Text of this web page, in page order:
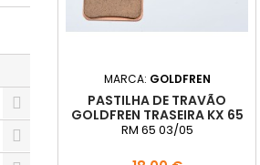
MARCA: GOLDFREN
PASTILHA DE TRAVÃO
GOLDFREN TRASEIRA KX 65
00-18
RM 65 03/05